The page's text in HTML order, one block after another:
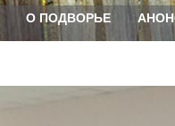
О ПОДВОРЬЕ